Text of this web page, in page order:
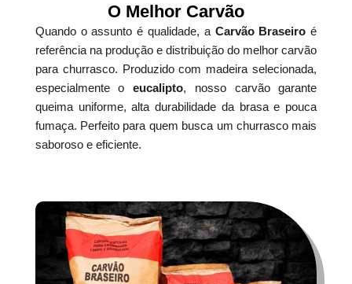
O Melhor Carvão
Quando o assunto é qualidade, a Carvão Braseiro é
referência na produção e distribuição do melhor carvão
para churrasco. Produzido com madeira selecionada,
especialmente oeucalipto, nosso carvão garante
queima uniforme, alta durabilidade da brasa e pouca
fumaça. Perfeito para quem busca um churrasco mais
saboroso e eficiente.